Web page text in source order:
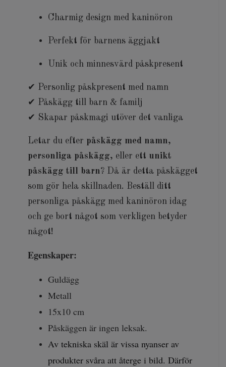
Charmig design med kaninöron
Perfekt för barnens äggjakt
Unik och minnesvärd påskpresent
✔ Personlig påskpresent med namn
✔ Påskägg till barn & familj
✔ Skapar påskmagi utöver det vanliga
Letar du efter påskägg med namn,
personliga påskägg, eller ett unikt
påskägg till barn? Då är detta påskägget
som gör hela skillnaden. Beställ ditt
personliga påskägg med kaninöron idag
och ge bort något som verkligen betyder
något!
Egenskaper:
Guldägg
Metall
15x10 cm
Påskäggen är ingen leksak.
Av tekniska skäl är vissa nyanser av
produkter svåra att återge i bild. Därför